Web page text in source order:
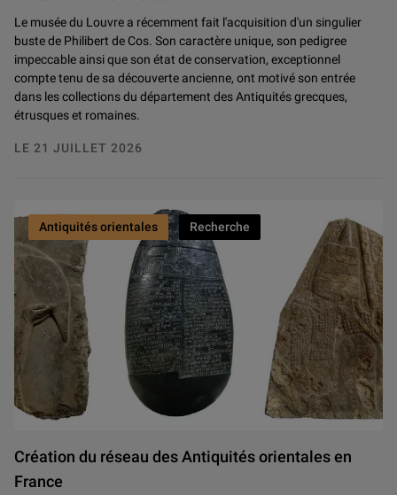
Le musée du Louvre a récemment fait l'acquisition d'un singulier
buste de Philibert de Cos. Son caractère unique, son pedigree
impeccable ainsi que son état de conservation, exceptionnel
compte tenu de sa découverte ancienne, ont motivé son entrée
dans les collections du département des Antiquités grecques,
étrusques et romaines.
LE 21 JUILLET 2026
Kudurru
Création du réseau des Antiquités orientales en
France
Antiquités orientales Recherche